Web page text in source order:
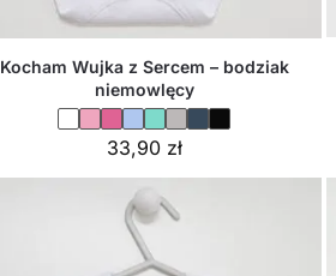
Kocham Wujka z Sercem – bodziak
niemowlęcy
33,90 zł